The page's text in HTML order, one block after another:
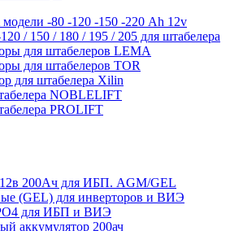
-80 -120 -150 -220 Ah 12v
/ 150 / 180 / 195 / 205 для штабелера
для штабелеров LEMA
для штабелеров TOR
для штабелера Xilin
NOBLELIFT
PROLIFT
200Ач для ИБП. AGM/GEL
(GEL) для инверторов и ВИЭ
для ИБП и ВИЭ
аккумулятор 200ач